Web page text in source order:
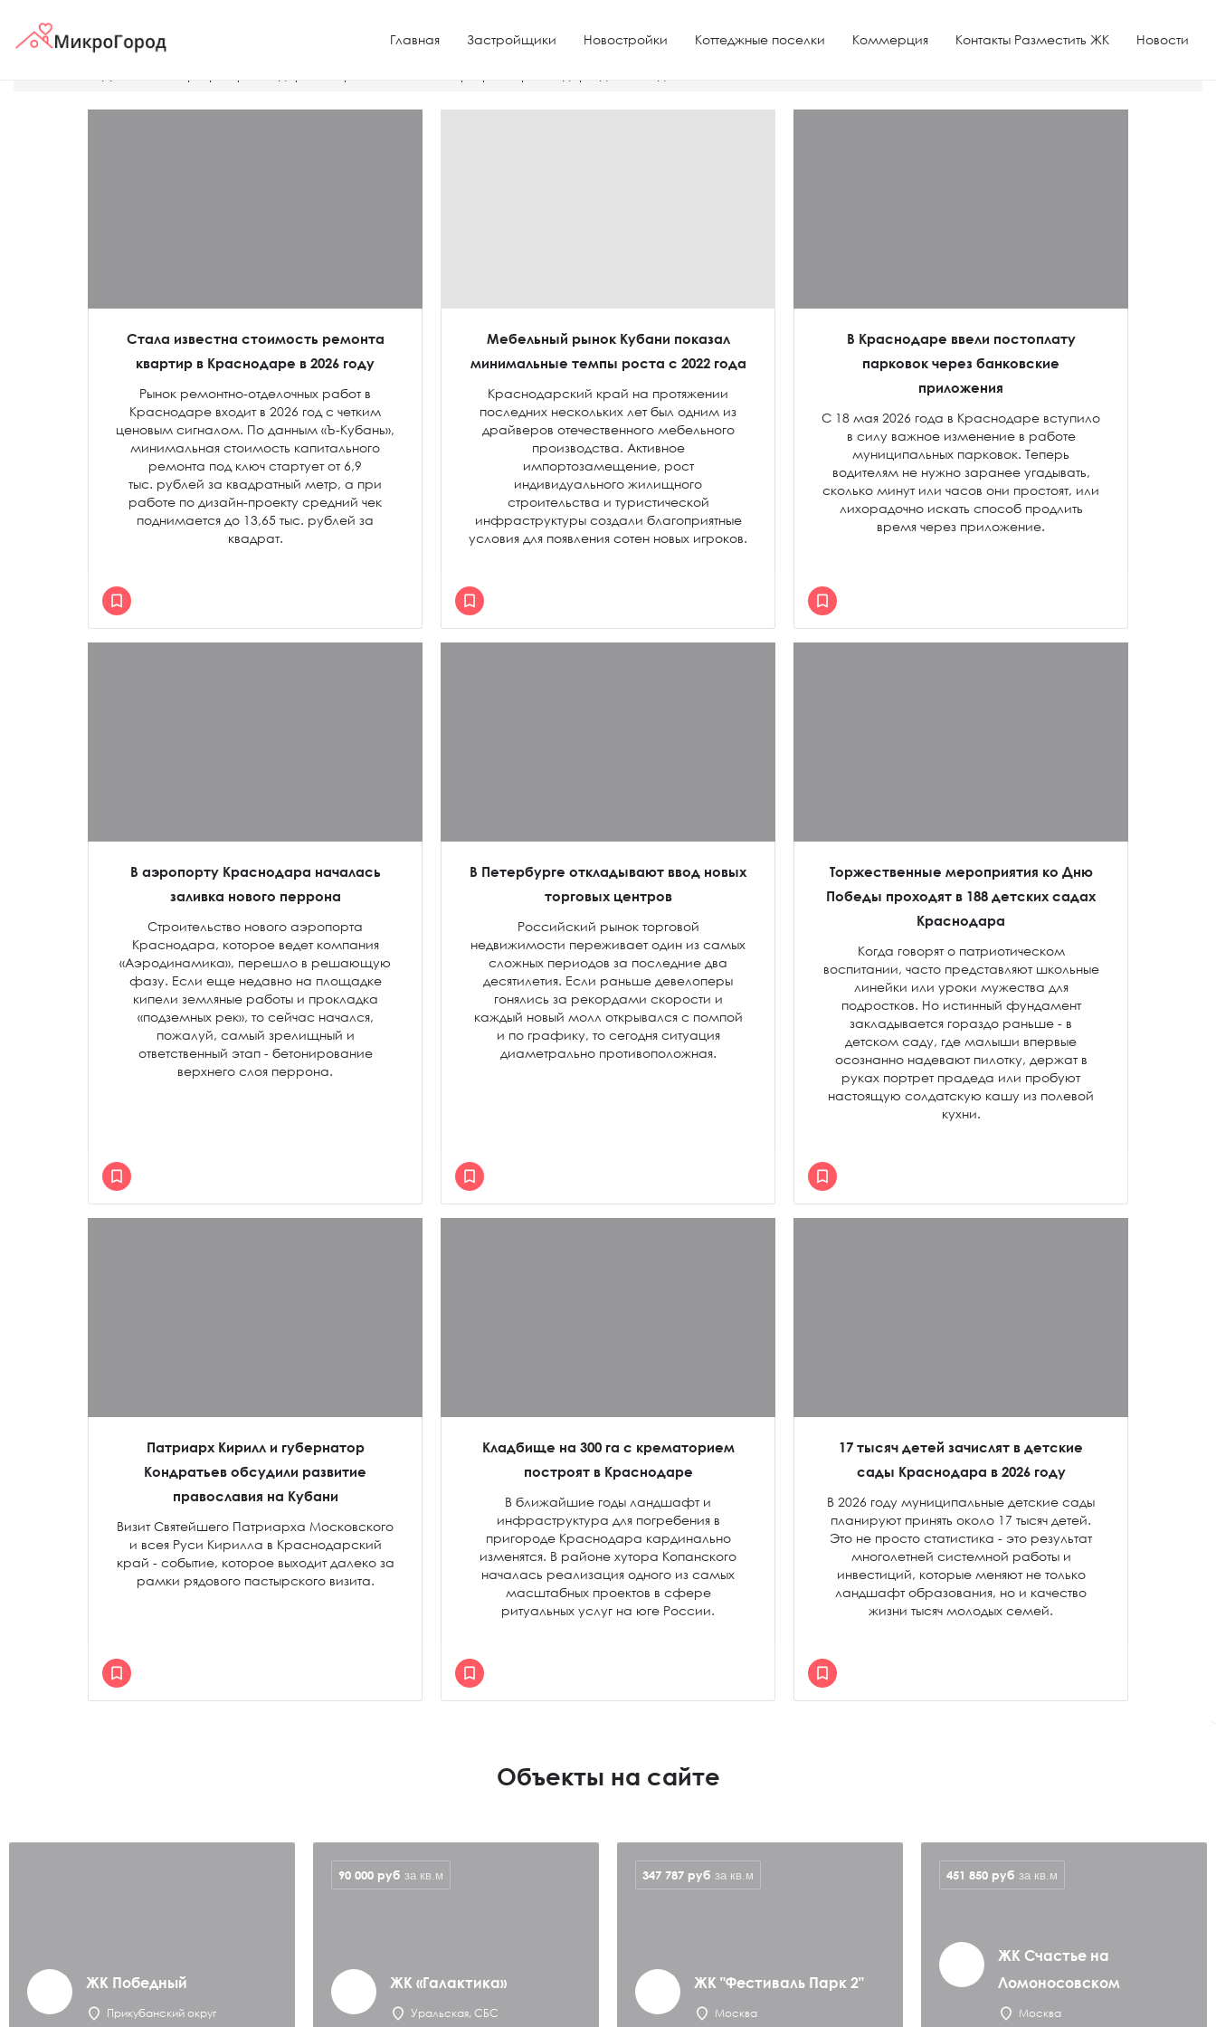
Главная Застройщики Новостройки Коттеджные поселки Коммерция Контакты Разместить ЖК Новости
Стала известна стоимость ремонта
квартир в Краснодаре в 2026 году
Рынок ремонтно-отделочных работ в
Краснодаре входит в 2026 год с четким
ценовым сигналом. По данным «Ъ-Кубань»,
минимальная стоимость капитального
ремонта под ключ стартует от 6,9
тыс. рублей за квадратный метр, а при
работе по дизайн-проекту средний чек
поднимается до 13,65 тыс. рублей за
квадрат.
Мебельный рынок Кубани показал
минимальные темпы роста с 2022 года
Краснодарский край на протяжении
последних нескольких лет был одним из
драйверов отечественного мебельного
производства. Активное
импортозамещение, рост
индивидуального жилищного
строительства и туристической
инфраструктуры создали благоприятные
условия для появления сотен новых игроков.
В Краснодаре ввели постоплату
парковок через банковские
приложения
С 18 мая 2026 года в Краснодаре вступило
в силу важное изменение в работе
муниципальных парковок. Теперь
водителям не нужно заранее угадывать,
сколько минут или часов они простоят, или
лихорадочно искать способ продлить
время через приложение.
В аэропорту Краснодара началась
заливка нового перрона
Строительство нового аэропорта
Краснодара, которое ведет компания
«Аэродинамика», перешло в решающую
фазу. Если еще недавно на площадке
кипели земляные работы и прокладка
«подземных рек», то сейчас начался,
пожалуй, самый зрелищный и
ответственный этап - бетонирование
верхнего слоя перрона.
В Петербурге откладывают ввод новых
торговых центров
Российский рынок торговой
недвижимости переживает один из самых
сложных периодов за последние два
десятилетия. Если раньше девелоперы
гонялись за рекордами скорости и
каждый новый молл открывался с помпой
и по графику, то сегодня ситуация
диаметрально противоположная.
Торжественные мероприятия ко Дню
Победы проходят в 188 детских садах
Краснодара
Когда говорят о патриотическом
воспитании, часто представляют школьные
линейки или уроки мужества для
подростков. Но истинный фундамент
закладывается гораздо раньше - в
детском саду, где малыши впервые
осознанно надевают пилотку, держат в
руках портрет прадеда или пробуют
настоящую солдатскую кашу из полевой
кухни.
Патриарх Кирилл и губернатор
Кондратьев обсудили развитие
православия на Кубани
Визит Святейшего Патриарха Московского
и всея Руси Кирилла в Краснодарский
край - событие, которое выходит далеко за
рамки рядового пастырского визита.
Кладбище на 300 га с крематорием
построят в Краснодаре
В ближайшие годы ландшафт и
инфраструктура для погребения в
пригороде Краснодара кардинально
изменятся. В районе хутора Копанского
началась реализация одного из самых
масштабных проектов в сфере
ритуальных услуг на юге России.
17 тысяч детей зачислят в детские
сады Краснодара в 2026 году
В 2026 году муниципальные детские сады
планируют принять около 17 тысяч детей.
Это не просто статистика - это результат
многолетней системной работы и
инвестиций, которые меняют не только
ландшафт образования, но и качество
жизни тысяч молодых семей.
Объекты на сайте
ЖК Победный
Прикубанский округ
ЖК «Галактика»
Уральская, СБС
90 000 руб за кв.м
ЖК "Фестиваль Парк 2"
Москва
347 787 руб за кв.м
ЖК Счастье на
Ломоносовском
Москва
451 850 руб за кв.м